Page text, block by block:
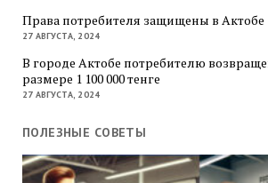
Права потребителя защищены в Актобе
27 АВГУСТА, 2024
В городе Актобе потребителю
размере 1 100 000 тенге
27 АВГУСТА, 2024
ПОЛЕЗНЫЕ СОВЕТЫ